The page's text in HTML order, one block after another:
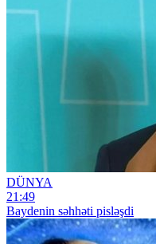
DÜNYA
21:49
Baydenin səhhəti pisləşdi